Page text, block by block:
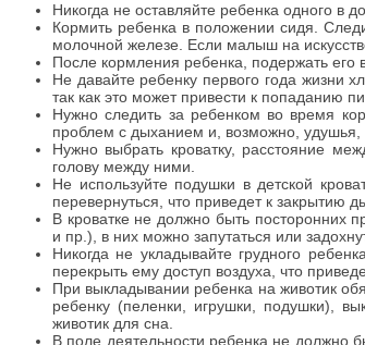
Никогда не оставляйте ребенка одного в
Кормить ребенка в положении сидя.
молочной железе. Если малыш на
После кормления ребенка, подержать его
Не давайте ребенку первого года жизни
так как это может привести к попаданию
Нужно следить за ребенком во время
проблем с дыханием и, возможно, удушья,
Нужно выбрать кроватку, расстояние
голову между ними.
Не используйте подушки в детской
перевернуться, что приведет к закрытию
В кроватке не должно быть посторонних
и пр.), в них можно запутаться или
Никогда не укладывайте грудного
перекрыть ему доступ воздуха, что
При выкладывании ребенка на животик
ребенку (пеленки, игрушки, подушки),
животик для сна.
В поле деятельности ребенка не должно